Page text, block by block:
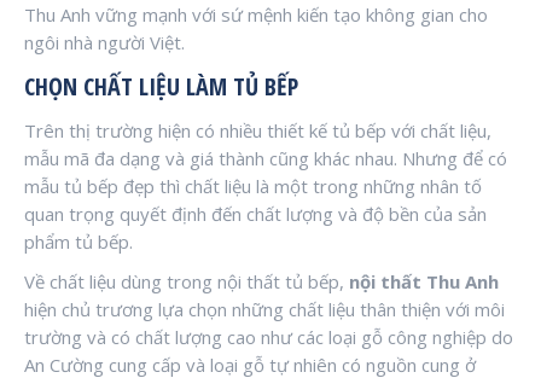
Thu Anh vững mạnh với sứ mệnh kiến tạo không gian cho
ngôi nhà người Việt.
CHỌN CHẤT LIỆU LÀM TỦ BẾP
Trên thị trường hiện có nhiều thiết kế tủ bếp với chất liệu,
mẫu mã đa dạng và giá thành cũng khác nhau. Nhưng để có
mẫu tủ bếp đẹp thì chất liệu là một trong những nhân tố
quan trọng quyết định đến chất lượng và độ bền của sản
phẩm tủ bếp.
Về chất liệu dùng trong nội thất tủ bếp, nội thất Thu Anh
hiện chủ trương lựa chọn những chất liệu thân thiện với môi
trường và có chất lượng cao như các loại gỗ công nghiệp do
An Cường cung cấp và loại gỗ tự nhiên có nguồn cung ở